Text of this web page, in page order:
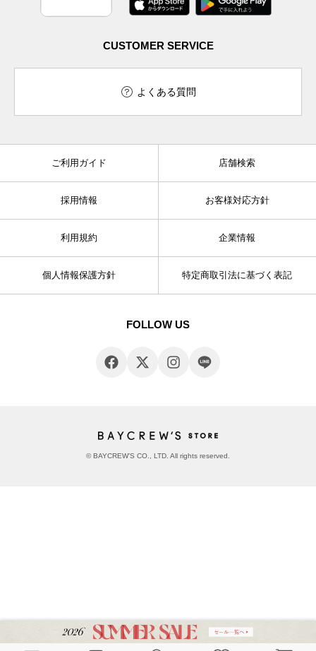
CUSTOMER SERVICE
よくある質問
ご利用ガイド 店舗検索
採用情報 お客様対応方針
利用規約 企業情報
個人情報保護方針 特定商取引法に基づく表記
FOLLOW US
© BAYCREW’S CO., LTD. All rights reserved.